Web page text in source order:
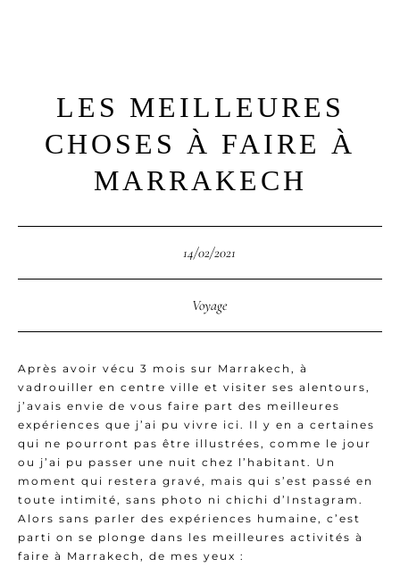
LES MEILLEURES
CHOSES À FAIRE À
MARRAKECH
14/02/2021
Voyage
Après avoir vécu 3 mois sur Marrakech, à
vadrouiller en centre ville et visiter ses alentours,
j’avais envie de vous faire part des meilleures
expériences que j’ai pu vivre ici. Il y en a certaines
qui ne pourront pas être illustrées, comme le jour
ou j’ai pu passer une nuit chez l’habitant. Un
moment qui restera gravé, mais qui s’est passé en
toute intimité, sans photo ni chichi d’Instagram.
Alors sans parler des expériences humaine, c’est
parti on se plonge dans les meilleures activités à
faire à Marrakech, de mes yeux :
EXPERIENCE
ABOUT